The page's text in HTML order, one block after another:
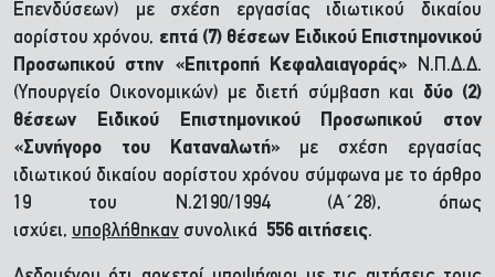
Επενδύσεων) με σχέση εργασίας ιδιωτικού δικαίου
αορίστου χρόνου, επτά (7) θέσεων Ειδικού Επιστημονικού
Προσωπικού στην «Επιτροπή Κεφαλαιαγοράς» Ν.Π.Δ.Δ.
(Υπουργείο Οικονομικών) με διετή σύμβαση και δύο (2)
θέσεων Ειδικού Επιστημονικού Προσωπικού στον
«Συνήγορο του Καταναλωτή» με σχέση εργασίας
ιδιωτικού δικαίου αορίστου χρόνου σύμφωνα με το άρθρο
19 του Ν.2190/1994 (Α΄28), όπως
ισχύει, υποβλήθηκαν συνολικά 556 αιτήσεις.